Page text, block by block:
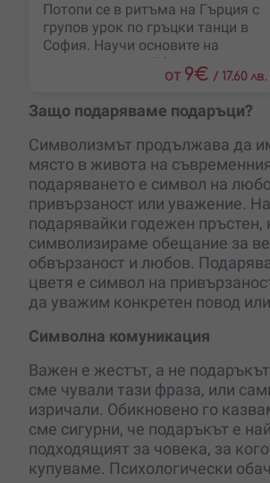
Потопи се в ритъма на Гърция с
групов урок по гръцки танци в
София. Научи основите на
хасапико или зейбекико,
танцувай с други любители на
от 9€ / 17.60 лв.
Защо подаряваме подаръци?
Символизмът продължава да
място в живота на
подаряването е символ на
привързаност или уважение.
подарявайки годежен пръстен,
символизираме обещание за
обвързаност и любов.
цветя е символ на
да уважим конкретен повод
Символна комуникация
Важeн е жестът, а не
сме чували тази фраза, или
изричали. Обикновено го
сме сигурни, че подаръкът е
подходящият за човека, за
купуваме. Психологически